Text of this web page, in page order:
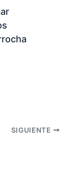
SIGUIENTE